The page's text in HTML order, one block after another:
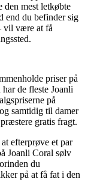
den mest letkøbte
end du befinder sig
vil være at få
priser på
de fleste Joanli
på
samtidig til damer
gratis fragt.
efterprøve et par
Joanli Coral sølv
du
på at få fat i den